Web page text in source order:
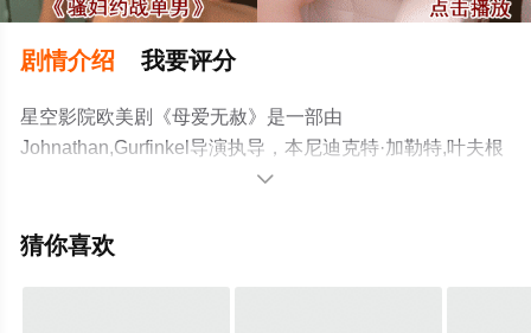
剧情介绍 我要评分
星空影院欧美剧《母爱无赦》是一部由
Johnathan,Gurfinkel导演执导，本尼迪克特·加勒特,叶夫根
·马什克,弗拉基米尔·弗里德曼,Ronn,Talia,Lynne等明星演员

猜你喜欢